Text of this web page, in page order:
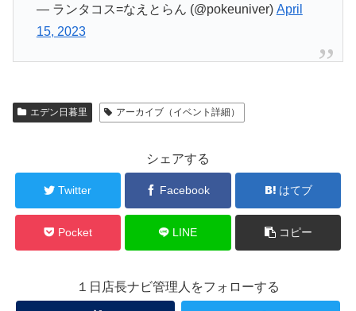
— ランタコス=なえとらん (@pokeuniver) April
15, 2023
エデン日暮里 アーカイブ（イベント詳細）
シェアする
Twitter Facebook はてブ
Pocket LINE コピー
１日店長ナビ管理人をフォローする